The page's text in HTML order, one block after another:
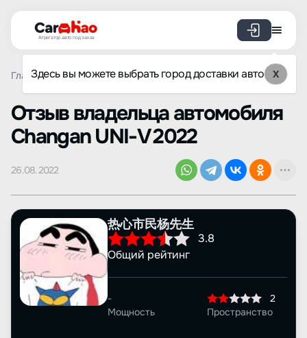
Агрегатор авто под заказ
Здесь вы можете выбрать город доставки авто X
Главная Отзывы Changan UNI-V Просмотр отзыва
Oтзыв владельца автомобиля
Changan UNI-V 2022
26.08.2022
热心市民杨先生
3.8
Общий рейтинг
-
Мощность
2
Пространство